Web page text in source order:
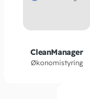
CleanManager
Økonomistyring